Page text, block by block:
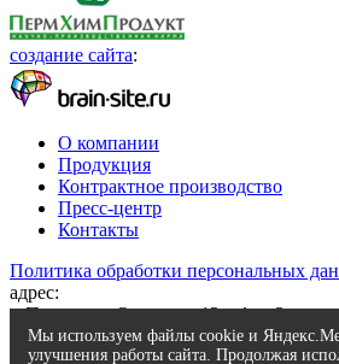
создание сайта:
О компании
Продукция
Контрактное производство
Пресс-центр
Контакты
Политика обработки персональных
адрес:
г. Пермь, ул. Осинская 13, офис 2
телефон: 8 (342) 200 99 01
e-mail: kei2@chemy.ru
Мы используем файлы cookie и
улучшения работы сайта. Продолжая